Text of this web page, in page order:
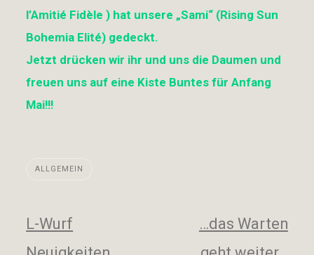
l’Amitié Fidèle ) hat unsere „Sami“ (Rising Sun
Bohemia Elité) gedeckt.
Jetzt drücken wir ihr und uns die Daumen und
freuen uns auf eine Kiste Buntes für Anfang
Mai!!!
ALLGEMEIN
Beitragsnavigation
L-Wurf
…das Warten